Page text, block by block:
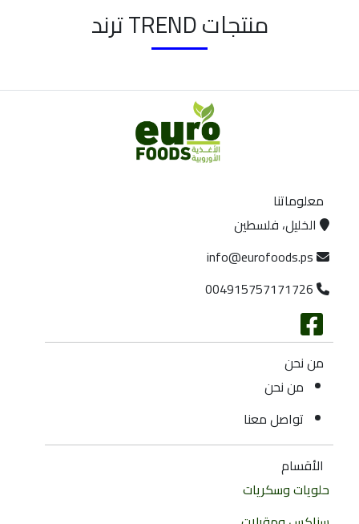
منتجات TREND ترند
معلوماتنا
الخليل، فلسطين
info@eurofoods.ps
004915757171726
من نحن
من نحن
تواصل معنا
الأقسام
حلويات وسكريات